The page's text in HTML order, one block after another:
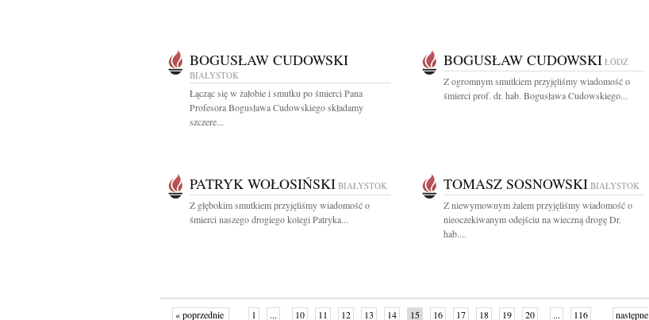
BOGUSŁAW CUDOWSKI
BIAŁYSTOK
Łącząc się w żałobie i smutku po śmierci Pana
Profesora Bogusława Cudowskiego składamy
szczere...
BOGUSŁAW CUDOWSKI ŁÓDŹ
Z ogromnym smutkiem przyjęliśmy wiadomość o
śmierci prof. dr. hab. Bogusława Cudowskiego...
PATRYK WOŁOSIŃSKI BIAŁYSTOK
Z głębokim smutkiem przyjęliśmy wiadomość o
śmierci naszego drogiego kolegi Patryka...
TOMASZ SOSNOWSKI BIAŁYSTOK
Z niewymownym żalem przyjęliśmy wiadomość o
nieoczekiwanym odejściu na wieczną drogę Dr.
hab....
« poprzednie 1 ... 10 11 12 13 14 15 16 17 18 19 20 ... 116 następne